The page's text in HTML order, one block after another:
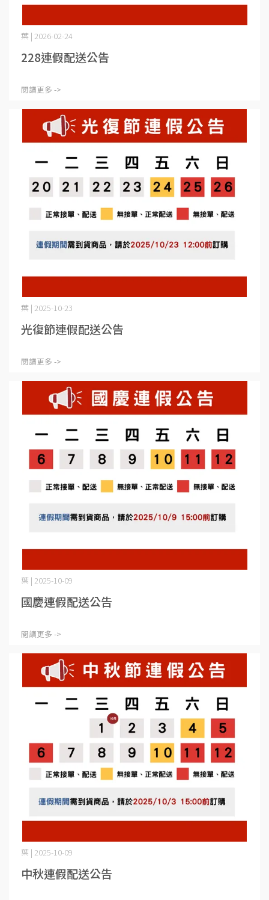
228連假配送公告
葉 | 2026-02-24
閱讀更多 ->
光復節連假配送公告
葉 | 2025-10-23
閱讀更多 ->
國慶連假配送公告
葉 | 2025-10-09
閱讀更多 ->
中秋連假配送公告
葉 | 2025-10-09